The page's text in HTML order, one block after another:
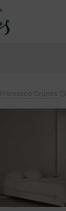
Francisco Cruces